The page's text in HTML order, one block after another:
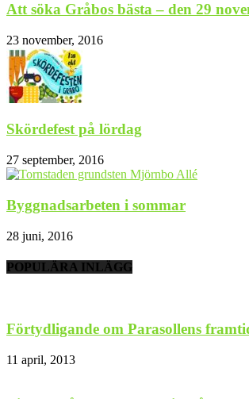
Att söka Gråbos bästa – den 29
23 november, 2016
Skördefest på lördag
27 september, 2016
Byggnadsarbeten i sommar
28 juni, 2016
POPULÄRA INLÄGG
Förtydligande om Parasollens
11 april, 2013